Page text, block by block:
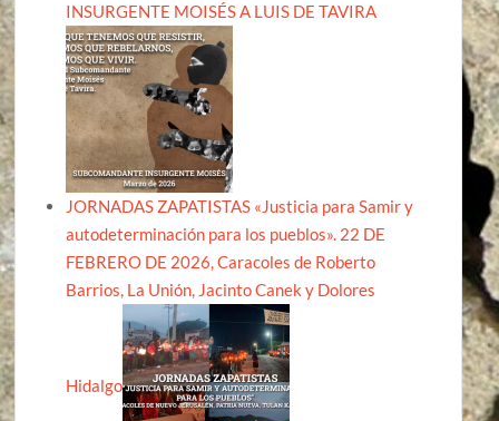
INSURGENTE MOISÉS A LUIS DE TAVIRA
JORNADAS ZAPATISTAS «Justicia para Samir y
autodeterminación para los pueblos». 22 DE
FEBRERO DE 2026, Caracoles de Roberto
Barrios, La Unión, Jacinto Canek y Dolores
Hidalgo